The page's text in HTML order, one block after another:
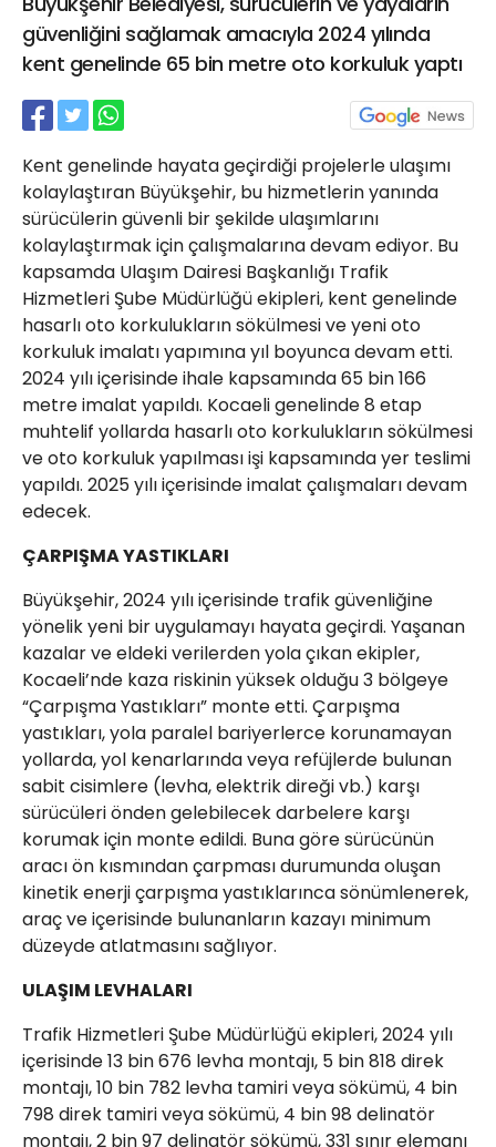
güvenliğini sağlamak amacıyla 2024 yılında
kent genelinde 65 bin metre oto korkuluk yaptı
Kent genelinde hayata geçirdiği projelerle ulaşımı
kolaylaştıran Büyükşehir, bu hizmetlerin yanında
sürücülerin güvenli bir şekilde ulaşımlarını
kolaylaştırmak için çalışmalarına devam ediyor. Bu
kapsamda Ulaşım Dairesi Başkanlığı Trafik
Hizmetleri Şube Müdürlüğü ekipleri, kent genelinde
hasarlı oto korkulukların sökülmesi ve yeni oto
korkuluk imalatı yapımına yıl boyunca devam etti.
2024 yılı içerisinde ihale kapsamında 65 bin 166
metre imalat yapıldı. Kocaeli genelinde 8 etap
muhtelif yollarda hasarlı oto korkulukların sökülmesi
ve oto korkuluk yapılması işi kapsamında yer teslimi
yapıldı. 2025 yılı içerisinde imalat çalışmaları devam
edecek.
ÇARPIŞMA YASTIKLARI
Büyükşehir, 2024 yılı içerisinde trafik güvenliğine
yönelik yeni bir uygulamayı hayata geçirdi. Yaşanan
kazalar ve eldeki verilerden yola çıkan ekipler,
Kocaeli’nde kaza riskinin yüksek olduğu 3 bölgeye
“Çarpışma Yastıkları” monte etti. Çarpışma
yastıkları, yola paralel bariyerlerce korunamayan
yollarda, yol kenarlarında veya refüjlerde bulunan
sabit cisimlere (levha, elektrik direği vb.) karşı
sürücüleri önden gelebilecek darbelere karşı
korumak için monte edildi. Buna göre sürücünün
aracı ön kısmından çarpması durumunda oluşan
kinetik enerji çarpışma yastıklarınca sönümlenerek,
araç ve içerisinde bulunanların kazayı minimum
düzeyde atlatmasını sağlıyor.
ULAŞIM LEVHALARI
Trafik Hizmetleri Şube Müdürlüğü ekipleri, 2024 yılı
içerisinde 13 bin 676 levha montajı, 5 bin 818 direk
montajı, 10 bin 782 levha tamiri veya sökümü, 4 bin
798 direk tamiri veya sökümü, 4 bin 98 delinatör
montajı, 2 bin 97 delinatör sökümü, 331 sınır elemanı
21 Gölcük
02624132333